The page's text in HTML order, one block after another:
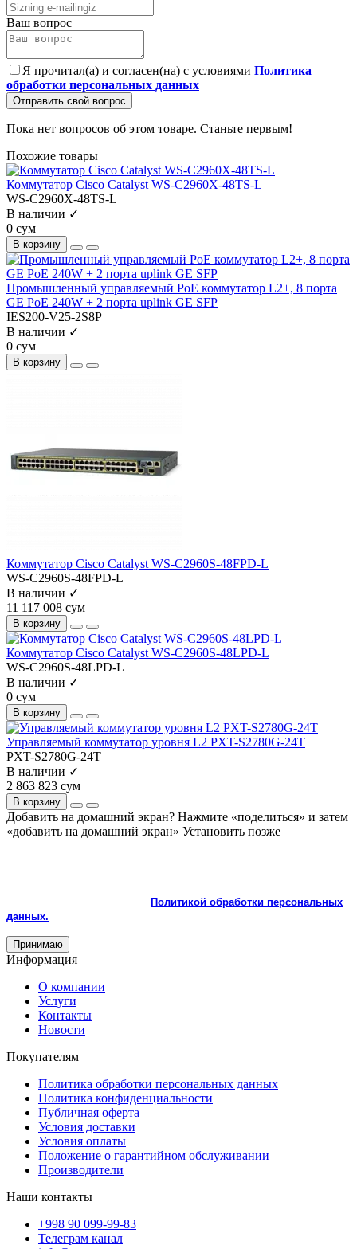
Ваш вопрос
Я прочитал(а) и согласен(на) с условиями Политика
обработки персональных данных
Отправить свой вопрос
Пока нет вопросов об этом товаре. Станьте первым!
Похожие товары
Коммутатор Cisco Catalyst WS-C2960X-48TS-L
WS-C2960X-48TS-L
В наличии ✓
0 сум
В корзину
Промышленный управляемый PoE коммутатор L2+, 8 порта
GE PoE 240W + 2 порта uplink GE SFP
IES200-V25-2S8P
В наличии ✓
0 сум
В корзину
Коммутатор Cisco Catalyst WS-C2960S-48FPD-L
WS-C2960S-48FPD-L
В наличии ✓
11 117 008 сум
В корзину
Коммутатор Cisco Catalyst WS-C2960S-48LPD-L
WS-C2960S-48LPD-L
В наличии ✓
0 сум
В корзину
Управляемый коммутатор уровня L2 PXT-S2780G-24T
PXT-S2780G-24T
В наличии ✓
2 863 823 сум
В корзину
Добавить на домашний экран? Нажмите «поделиться» и затем
«добавить на домашний экран» Установить позже
Политикой обработки персональных
данных.
Принимаю
Информация
О компании
Услуги
Контакты
Новости
Покупателям
Политика обработки персональных данных
Политика конфиденциальности
Публичная оферта
Условия доставки
Условия оплаты
Положение о гарантийном обслуживании
Производители
Наши контакты
+998 90 099-99-83
Телеграм канал